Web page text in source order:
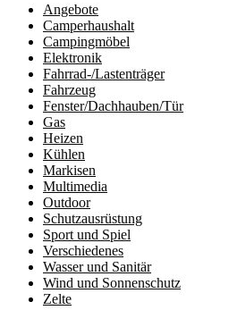
Angebote
Camperhaushalt
Campingmöbel
Elektronik
Fahrrad-/Lastenträger
Fahrzeug
Fenster/Dachhauben/Tür
Gas
Heizen
Kühlen
Markisen
Multimedia
Outdoor
Schutzausrüstung
Sport und Spiel
Verschiedenes
Wasser und Sanitär
Wind und Sonnenschutz
Zelte